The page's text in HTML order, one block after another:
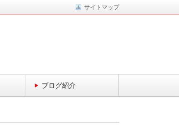
サイトマップ
ブログ紹介